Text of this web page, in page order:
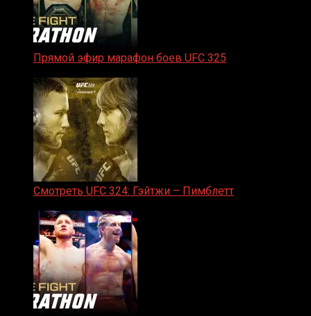
Прямой эфир марафон боев UFC 325
Смотреть UFC 324: Гэйтжи – Пимблетт